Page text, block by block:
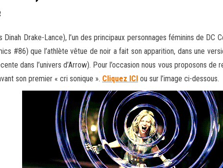
Dinah Drake-Lance), l’un des principaux personnages féminins de
#86) que l’athlète vêtue de noir a fait son apparition, dans une
dans l’univers d’Arrow). Pour l’occasion nous vous proposons
son premier « cri sonique ». Cliquez ICI ou sur l’image ci-dessous.